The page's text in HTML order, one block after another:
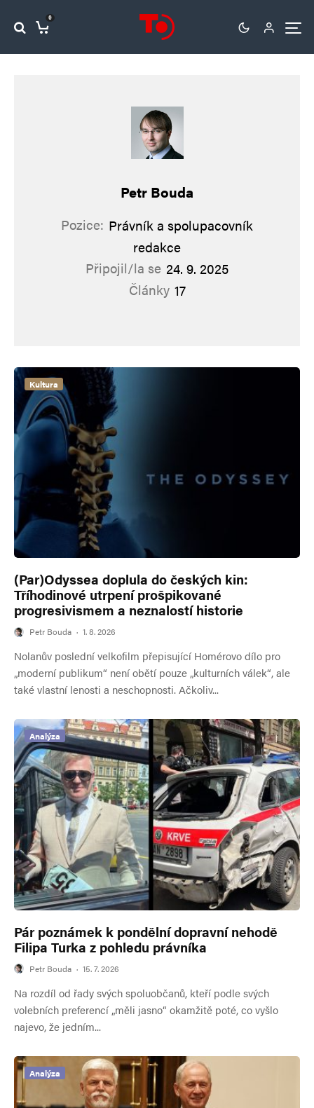
0
Petr Bouda
Pozice: Právník a spolupacovník
redakce
Připojil/la se 24. 9. 2025
Články 17
Kultura
(Par)Odyssea doplula do českých kin:
Tříhodinové utrpení prošpikované
progresivismem a neznalostí historie
Petr Bouda · 1. 8. 2026
Nolanův poslední velkofilm přepisující Homérovo dílo pro
„moderní publikum“ není obětí pouze „kulturních válek“, ale
také vlastní lenosti a neschopnosti. Ačkoliv...
Analýza
Pár poznámek k pondělní dopravní nehodě
Filipa Turka z pohledu právníka
Petr Bouda · 15. 7. 2026
Na rozdíl od řady svých spoluobčanů, kteří podle svých
volebních preferencí „měli jasno“ okamžitě poté, co vyšlo
najevo, že jedním...
Analýza